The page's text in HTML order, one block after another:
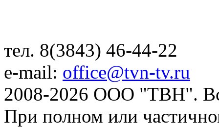
тел. 8(3843) 46-44-22
e-mail: office@tvn-tv.ru
2008-2026 ООО "ТВН".
При полном или